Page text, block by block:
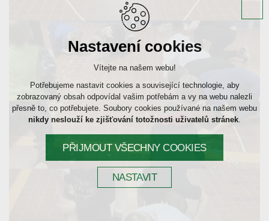
Nastavení cookies
Vítejte na našem webu!
Potřebujeme nastavit cookies a související technologie, aby
zobrazovaný obsah odpovídal vašim potřebám a vy na webu nalezli
přesně to, co potřebujete. Soubory cookies používané na našem webu
nikdy neslouží ke zjišťování totožnosti uživatelů stránek.
PŘIJMOUT VŠECHNY COOKIES
NASTAVIT